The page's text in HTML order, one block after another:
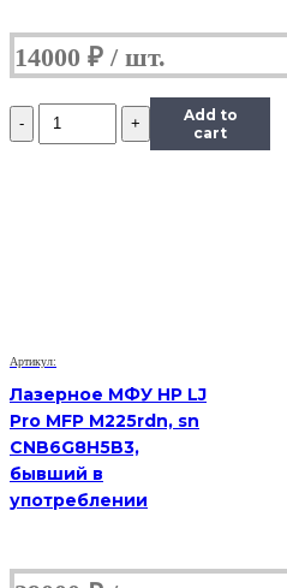
14000 ₽
Количество
VoIP-
Add to
cart
Артикул:
Лазерное МФУ HP LJ
Pro MFP M225rdn, sn
CNB6G8H5B3,
бывший в
употреблении